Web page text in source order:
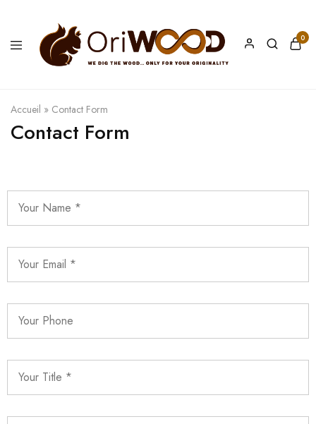
Wood
0
Accueil » Contact Form
Contact Form